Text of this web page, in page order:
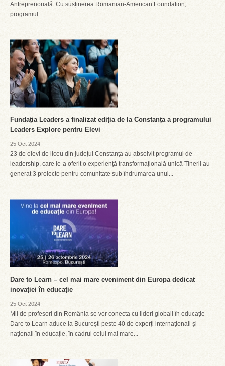
Antreprenorială. Cu susținerea Romanian-American Foundation,
programul ...
Fundația Leaders a finalizat ediția de la Constanța a programului
Leaders Explore pentru Elevi
25 Oct 2024
23 de elevi de liceu din județul Constanța au absolvit programul de
leadership, care le-a oferit o experiență transformațională unică Tinerii au
generat 3 proiecte pentru comunitate sub îndrumarea unui...
Dare to Learn – cel mai mare eveniment din Europa dedicat
inovației în educație
25 Oct 2024
Mii de profesori din România se vor conecta cu lideri globali în educație
Dare to Learn aduce la București peste 40 de experți internaționali și
naționali în educație, în cadrul celui mai mare...